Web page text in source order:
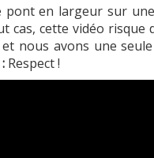
pont en largeur sur
cas, cette vidéo risque
nous avons une
Respect !